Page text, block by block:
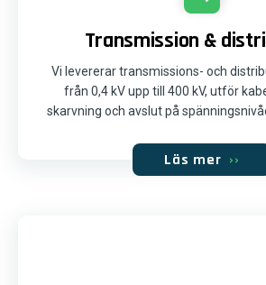
Transmission &
Vi levererar transmissions- och
från 0,4 kV upp till 400 kV, utför
skarvning och avslut på
Läs mer ››